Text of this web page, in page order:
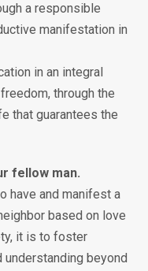
a responsible
manifestation in
in an integral
through the
that guarantees the
fellow man.
have and manifest a
based on love
it is to foster
beyond